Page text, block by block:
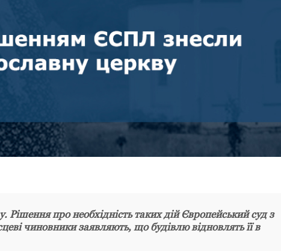
Рішення про необхідність таких дій Європейський суд з
чиновники заявляють, що будівлю відновлять її в